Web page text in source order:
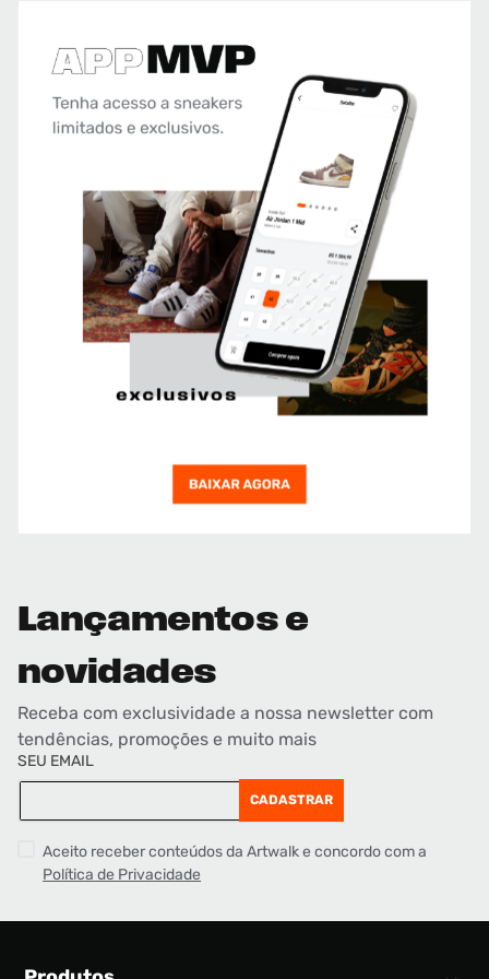
Lançamentos e
novidades
Receba com exclusividade a nossa newsletter com
tendências, promoções e muito mais
SEU EMAIL
CADASTRAR
Aceito receber conteúdos da Artwalk e concordo com a
Política de Privacidade